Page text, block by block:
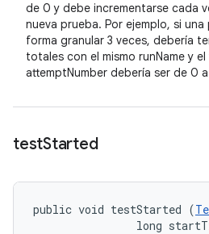
de 0 y debe incrementarse cada
nueva prueba. Por ejemplo, si
forma granular 3 veces, debería
totales con el mismo runName y
attemptNumber debería ser de 0 a
testStarted
public void testStarted (
long